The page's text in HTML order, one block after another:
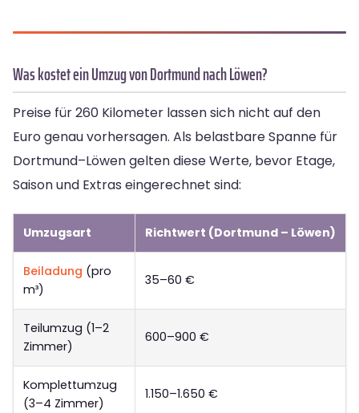
Was kostet ein Umzug von Dortmund nach Löwen?
Preise für 260 Kilometer lassen sich nicht auf den
Euro genau vorhersagen. Als belastbare Spanne für
Dortmund–Löwen gelten diese Werte, bevor Etage,
Saison und Extras eingerechnet sind:
Umzugsart Richtwert (Dortmund – Löwen)
Beiladung (pro
m³)
35–60 €
Teilumzug (1–2
Zimmer)
600–900 €
Komplettumzug
(3–4 Zimmer)
1.150–1.650 €